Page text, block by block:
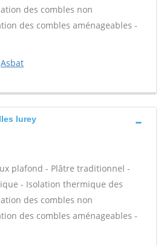
des combles non
des combles aménageables -
Asbat
lurey
plafond - Plâtre traditionnel -
- Isolation thermique des
des combles non
des combles aménageables -